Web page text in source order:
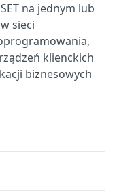
na jednym lub
sieci
klienckich
biznesowych